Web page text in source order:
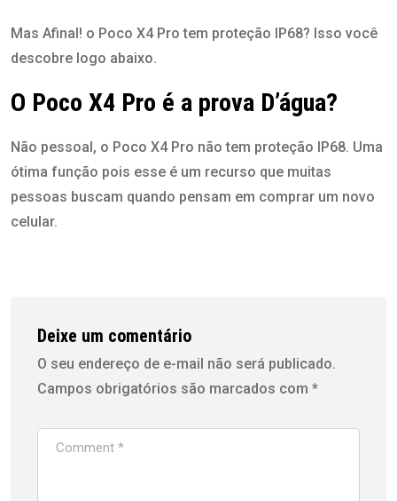
Mas Afinal! o Poco X4 Pro tem proteção IP68? Isso você
descobre logo abaixo.
O Poco X4 Pro é a prova D’água?
Não pessoal, o Poco X4 Pro não tem proteção IP68. Uma
ótima função pois esse é um recurso que muitas
pessoas buscam quando pensam em comprar um novo
celular.
Deixe um comentário
O seu endereço de e-mail não será publicado.
Campos obrigatórios são marcados com *